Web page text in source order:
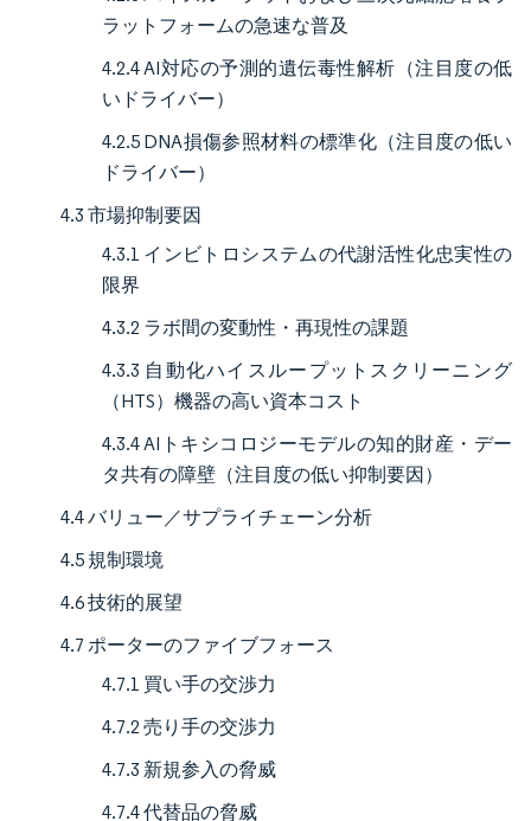
ラットフォームの急速な普及
4.2.4 AI対応の予測的遺伝毒性解析（注目度の低
いドライバー）
4.2.5 DNA損傷参照材料の標準化（注目度の低い
ドライバー）
4.3 市場抑制要因
4.3.1 インビトロシステムの代謝活性化忠実性の
限界
4.3.2 ラボ間の変動性・再現性の課題
4.3.3 自動化ハイスループットスクリーニング
（HTS）機器の高い資本コスト
4.3.4 AIトキシコロジーモデルの知的財産・デー
タ共有の障壁（注目度の低い抑制要因）
4.4 バリュー／サプライチェーン分析
4.5 規制環境
4.6 技術的展望
4.7 ポーターのファイブフォース
4.7.1 買い手の交渉力
4.7.2 売り手の交渉力
4.7.3 新規参入の脅威
4.7.4 代替品の脅威